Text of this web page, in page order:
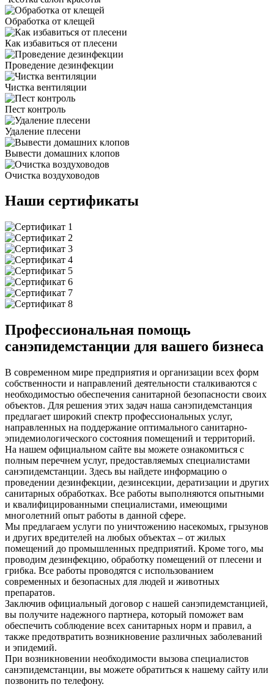
Обработка от клещей
Как избавиться от плесени
Проведение дезинфекции
Чистка вентиляции
Пест контроль
Удаление плесени
Вывести домашних клопов
Очистка воздуховодов
Наши сертификаты
Профессиональная помощь
санэпидемстанции для вашего бизнеса
В современном мире предприятия и организации всех форм
собственности и направлений деятельности сталкиваются с
необходимостью обеспечения санитарной безопасности своих
объектов. Для решения этих задач наша санэпидемстанция
предлагает широкий спектр профессиональных услуг,
направленных на поддержание оптимального санитарно-
эпидемиологического состояния помещений и территорий.
На нашем официальном сайте вы можете ознакомиться с
полным перечнем услуг, предоставляемых специалистами
санэпидемстанции. Здесь вы найдете информацию о
проведении дезинфекции, дезинсекции, дератизации и других
санитарных обработках. Все работы выполняются опытными
и квалифицированными специалистами, имеющими
многолетний опыт работы в данной сфере.
Мы предлагаем услуги по уничтожению насекомых, грызунов
и других вредителей на любых объектах – от жилых
помещений до промышленных предприятий. Кроме того, мы
проводим дезинфекцию, обработку помещений от плесени и
грибка. Все работы проводятся с использованием
современных и безопасных для людей и животных
препаратов.
Заключив официальный договор с нашей санэпидемстанцией,
вы получите надежного партнера, который поможет вам
обеспечить соблюдение всех санитарных норм и правил, а
также предотвратить возникновение различных заболеваний
и эпидемий.
При возникновении необходимости вызова специалистов
санэпидемстанции, вы можете обратиться к нашему сайту или
позвонить по телефону.